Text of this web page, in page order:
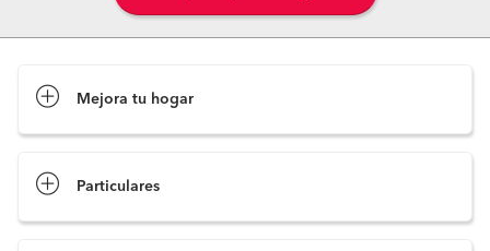
Mejora tu hogar
Particulares